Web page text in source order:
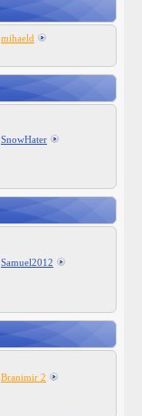
mihaeld
SnowHater
Samuel2012
Branimir 2